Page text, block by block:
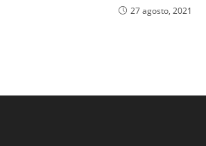
27 agosto, 2021